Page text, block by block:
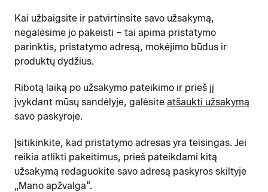
Kai užbaigsite ir patvirtinsite savo užsakymą,
negalėsime jo pakeisti – tai apima pristatymo
parinktis, pristatymo adresą, mokėjimo būdus ir
produktų dydžius.
Ribotą laiką po užsakymo pateikimo ir prieš jį
įvykdant mūsų sandėlyje, galėsite atšaukti užsakymą
savo paskyroje.
Įsitikinkite, kad pristatymo adresas yra teisingas. Jei
reikia atlikti pakeitimus, prieš pateikdami kitą
užsakymą redaguokite savo adresą paskyros skiltyje
„Mano apžvalga“.